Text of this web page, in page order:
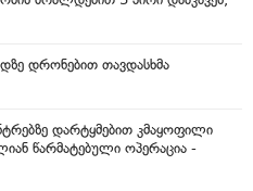
დრონებით თავდასხმა
დარტყმებით კმაყოფილი
წარმატებული ოპერაცია -